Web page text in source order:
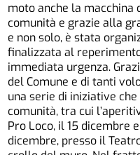
moto anche la macchina
comunità e grazie alla
e non solo, è stata
finalizzata al
immediata urgenza.
del Comune e di tanti
una serie di iniziative
comunità, tra cui
Pro Loco, il 15 dicembre
dicembre, presso il